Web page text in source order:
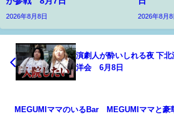
2026年8月8日 2026年8月8
演劇人が酔いしれる夜 下
洋会 6月8日
MEGUMIママのいるBar MEGUMIママと豪